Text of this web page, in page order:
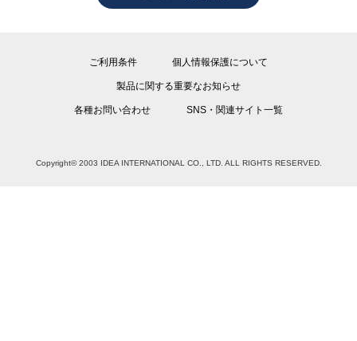
ご利用条件 個人情報保護について
製品に関する重要なお知らせ
各種お問い合わせ SNS・関連サイト一覧
Copyright© 2003 IDEA INTERNATIONAL CO., LTD. ALL RIGHTS RESERVED.